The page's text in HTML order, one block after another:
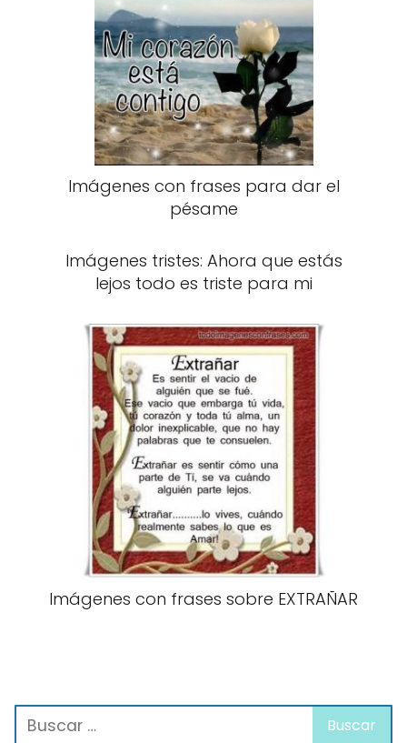
Imágenes con frases para dar el
pésame
Imágenes tristes: Ahora que estás
lejos todo es triste para mi
Imágenes con frases sobre EXTRAÑAR